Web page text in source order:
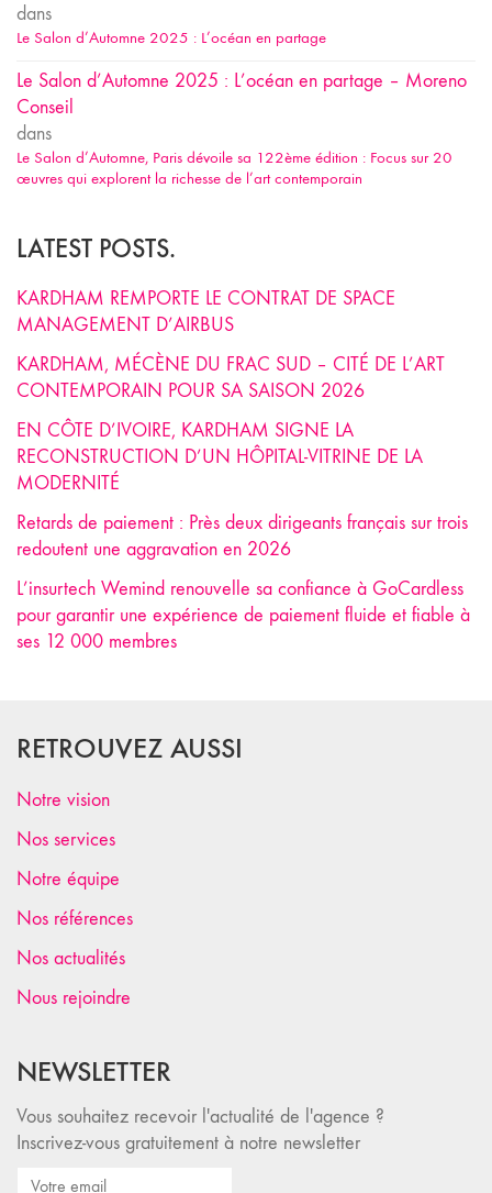
dans
Le Salon d’Automne 2025 : L’océan en partage
Le Salon d’Automne 2025 : L’océan en partage – Moreno
Conseil
dans
Le Salon d’Automne, Paris dévoile sa 122ème édition : Focus sur 20
œuvres qui explorent la richesse de l’art contemporain
LATEST POSTS.
KARDHAM REMPORTE LE CONTRAT DE SPACE
MANAGEMENT D’AIRBUS
KARDHAM, MÉCÈNE DU FRAC SUD – CITÉ DE L’ART
CONTEMPORAIN POUR SA SAISON 2026
EN CÔTE D’IVOIRE, KARDHAM SIGNE LA
RECONSTRUCTION D’UN HÔPITAL-VITRINE DE LA
MODERNITÉ
Retards de paiement : Près deux dirigeants français sur trois
redoutent une aggravation en 2026
L’insurtech Wemind renouvelle sa confiance à GoCardless
pour garantir une expérience de paiement fluide et fiable à
ses 12 000 membres
RETROUVEZ AUSSI
Notre vision
Nos services
Notre équipe
Nos références
Nos actualités
Nous rejoindre
NEWSLETTER
Vous souhaitez recevoir l'actualité de l'agence ?
Inscrivez-vous gratuitement à notre newsletter